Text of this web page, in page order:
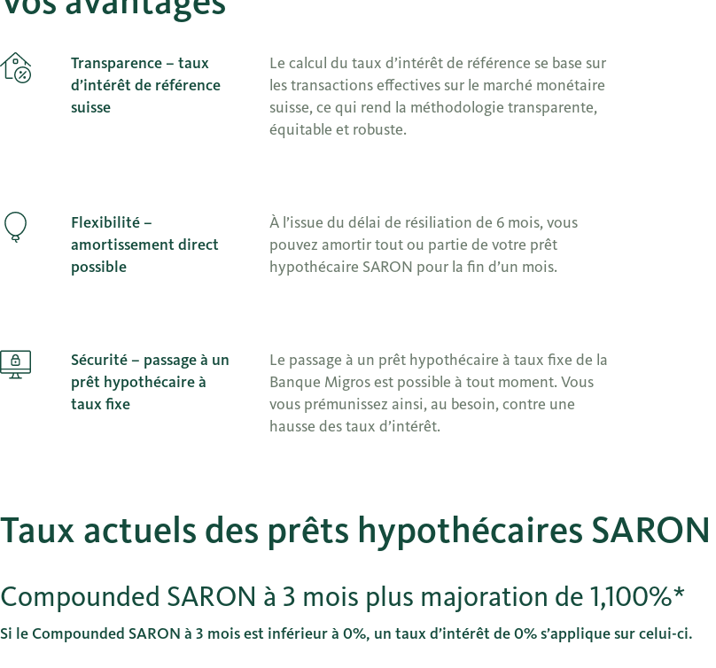
Transparence – taux
d’intérêt de référence
suisse
Le calcul du taux d’intérêt de référence se base sur
les transactions effectives sur le marché monétaire
suisse, ce qui rend la méthodologie transparente,
équitable et robuste.
Flexibilité –
amortissement direct
possible
À l’issue du délai de résiliation de 6 mois, vous
pouvez amortir tout ou partie de votre prêt
hypothécaire SARON pour la fin d’un mois.
Sécurité – passage à un
prêt hypothécaire à
taux fixe
Le passage à un prêt hypothécaire à taux fixe de la
Banque Migros est possible à tout moment. Vous
vous prémunissez ainsi, au besoin, contre une
hausse des taux d’intérêt.
Taux actuels des prêts hypothécaires SARON
Compounded SARON à 3 mois plus majoration de 1,100%*
Si le Compounded SARON à 3 mois est inférieur à 0%, un taux d’intérêt de 0% s’applique sur celui-ci.